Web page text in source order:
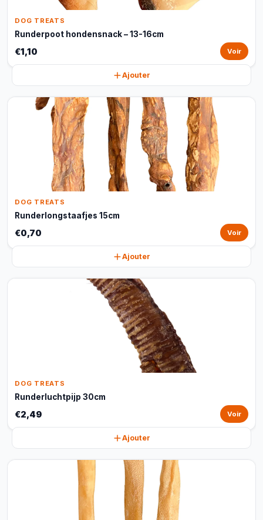
DOG TREATS
Runderpoot hondensnack – 13-16cm
€1,10 Voir
Ajouter
DOG TREATS
Runderlongstaafjes 15cm
€0,70 Voir
Ajouter
DOG TREATS
Runderluchtpijp 30cm
€2,49 Voir
Ajouter